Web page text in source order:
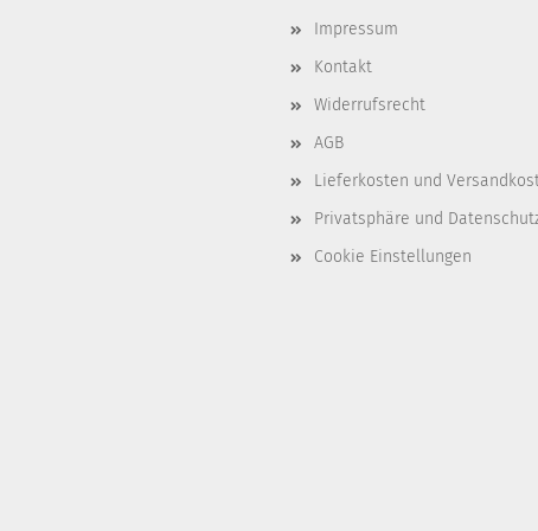
Impressum
Kontakt
Widerrufsrecht
AGB
Lieferkosten und
Privatsphäre und
Cookie Einstellungen